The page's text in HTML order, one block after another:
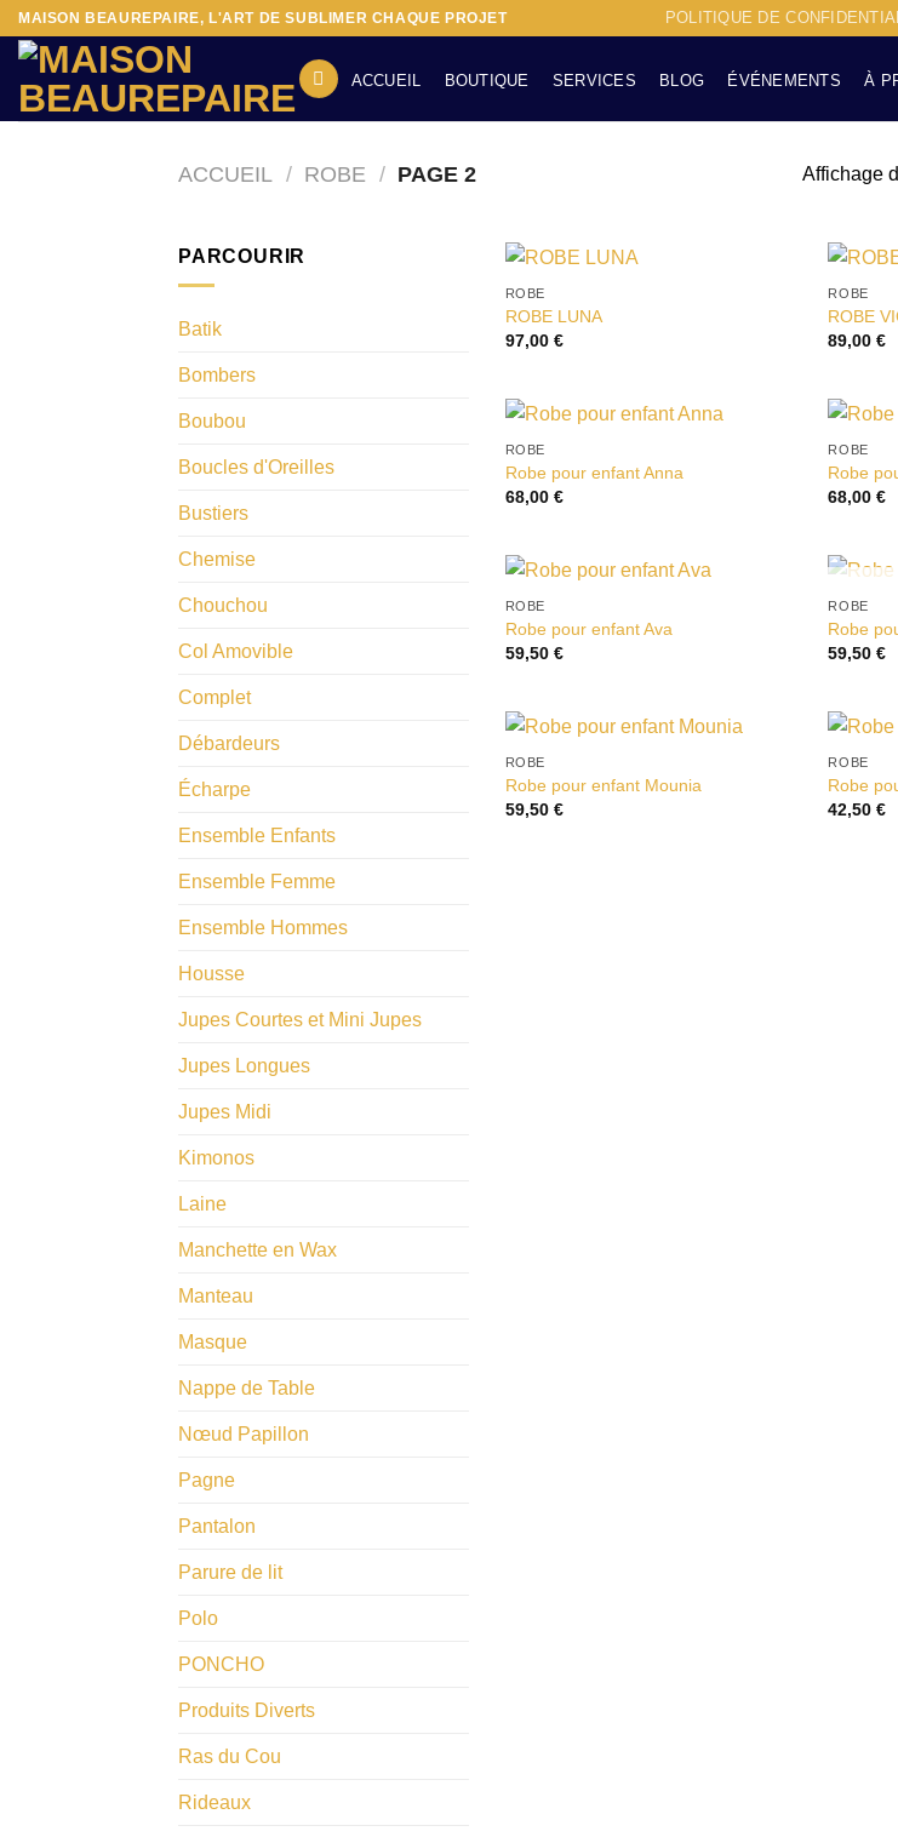
Passer
au
contenu
MAISON BEAUREPAIRE, L'ART DE SUBLIMER CHAQUE PROJET POLITIQUE DE
ACCUEIL BOUTIQUE SERVICES BLOG ÉVÉNEMENTS À
ACCUEIL / ROBE / PAGE 2 Affichage
PARCOURIR
Batik
Bombers
Boubou
Boucles d'Oreilles
Bustiers
Chemise
Chouchou
Col Amovible
Complet
Débardeurs
Écharpe
Ensemble Enfants
Ensemble Femme
Ensemble Hommes
Housse
Jupes Courtes et Mini Jupes
Jupes Longues
Jupes Midi
Kimonos
Laine
Manchette en Wax
Manteau
Masque
Nappe de Table
​Nœud Papillon
Pagne
Pantalon
Parure de lit
Polo
PONCHO
Produits Diverts
Ras du Cou
Rideaux
ROBE
ROBE LUNA
97,00 €
ROBE
ROBE
89,00€
ROBE
Robe pour enfant Anna
68,00 €
ROBE
Robe
68,00€
ROBE
Robe pour enfant Ava
59,50 €
ROBE
Robe
59,50€
ROBE
Robe pour enfant Mounia
59,50 €
ROBE
Robe
42,50€